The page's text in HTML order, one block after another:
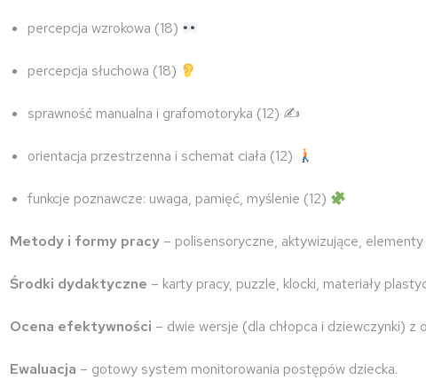
percepcja wzrokowa (18)
percepcja słuchowa (18)
sprawność manualna i grafomotoryka (12) ✍️
orientacja przestrzenna i schemat ciała (12)
funkcje poznawcze: uwaga, pamięć, myślenie (12)
Metody i formy pracy – polisensoryczne, aktywizujące, elementy
Środki dydaktyczne – karty pracy, puzzle, klocki, materiały
Ocena efektywności – dwie wersje (dla chłopca i dziewczynki) z
Ewaluacja – gotowy system monitorowania postępów dziecka.